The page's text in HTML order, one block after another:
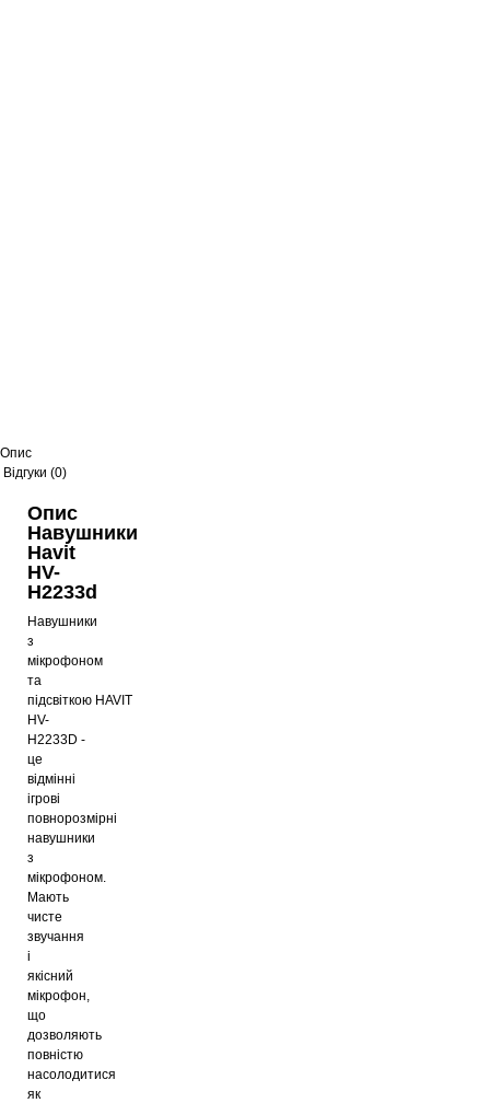
Опис
Відгуки (0)
Опис
Навушники
Havit
HV-
H2233d
Навушники
з
мікрофоном
та
підсвіткою HAVIT
HV-
H2233D -
це
відмінні
ігрові
повнорозмірні
навушники
з
мікрофоном.
Мають
чисте
звучання
і
якісний
мікрофон,
що
дозволяють
повністю
насолодитися
як